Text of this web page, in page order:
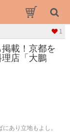
1
載！京都を
店「大鵬
あり立地もよし。